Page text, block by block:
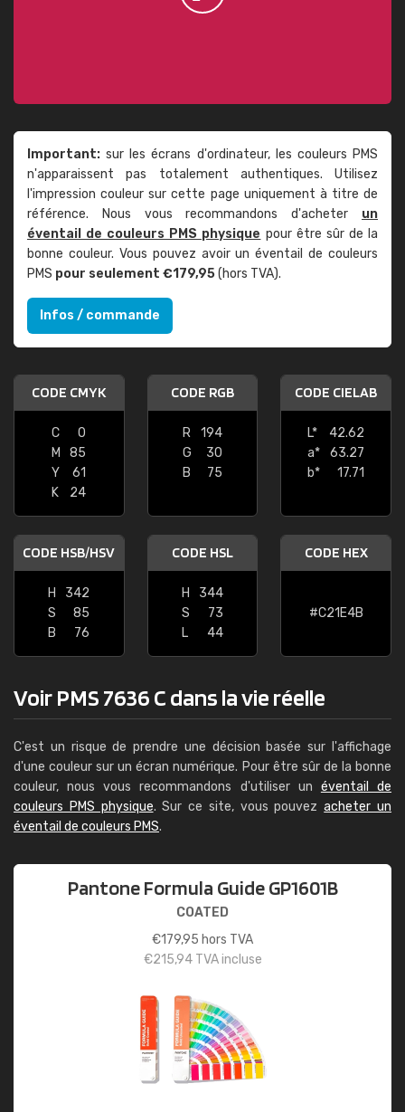
Important: sur les écrans d'ordinateur, les couleurs PMS
n'apparaissent pas totalement authentiques. Utilisez
l'impression couleur sur cette page uniquement à titre de
référence. Nous vous recommandons d'acheter un
éventail de couleurs PMS physique pour être sûr de la
bonne couleur. Vous pouvez avoir un éventail de couleurs
PMS pour seulement €179,95(hors TVA).
Infos / commande
CODE CMYK
C
0
M
85
Y
61
K
24
CODE RGB
R
194
G
30
B
75
CODE CIELAB
L*
42.62
a*
63.27
b*
17.71
CODE HSB/HSV
H
342
S
85
B
76
CODE HSL
H
344
S
73
L
44
CODE HEX
#C21E4B
Voir PMS 7636 C dans la vie réelle
C'est un risque de prendre une décision basée sur l'affichage
d'une couleur sur un écran numérique. Pour être sûr de la bonne
couleur, nous vous recommandons d'utiliser un éventail de
couleurs PMS physique. Sur ce site, vous pouvezacheter un
éventail de couleurs PMS.
Pantone Formula Guide GP1601B
COATED
€179,95 hors TVA
€215,94TVA incluse